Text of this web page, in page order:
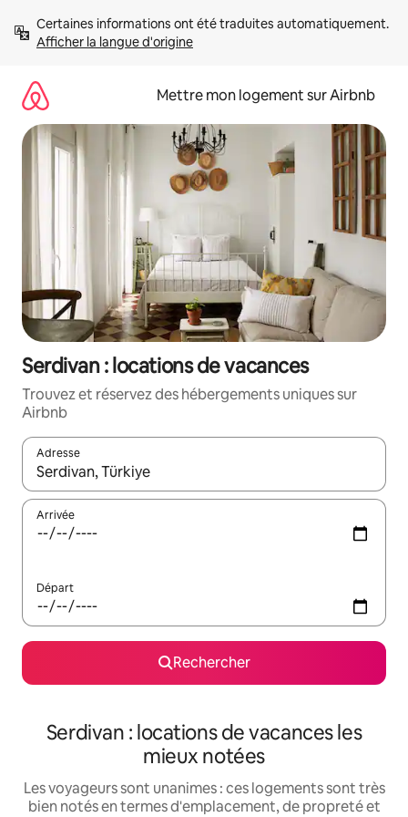
directement
Afficher la langue d'origine
Mettre mon logement sur Airbnb
Serdivan : locations de vacances
Trouvez et réservez des hébergements uniques sur
Airbnb
Adresse
Lorsque les résultats s'affichent, utilisez les flèches vers le
Arrivée
Départ
Rechercher
Serdivan : locations de vacances les
mieux notées
Les voyageurs sont unanimes : ces logements sont très
bien notés en termes d'emplacement, de propreté et